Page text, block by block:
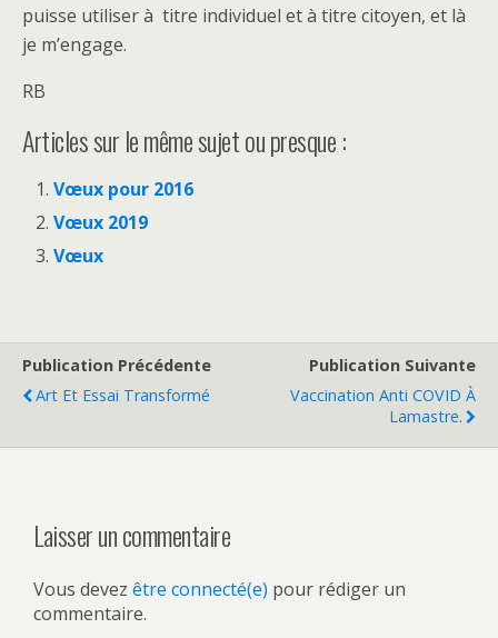
puisse utiliser à titre individuel et à titre citoyen, et là
je m’engage.
RB
Articles sur le même sujet ou presque :
Vœux pour 2016
Vœux 2019
Vœux
Publication Précédente
Art Et Essai Transformé
Publication Suivante
Vaccination Anti COVID À
Lamastre.
Laisser un commentaire
Vous devez être connecté(e) pour rédiger un
commentaire.